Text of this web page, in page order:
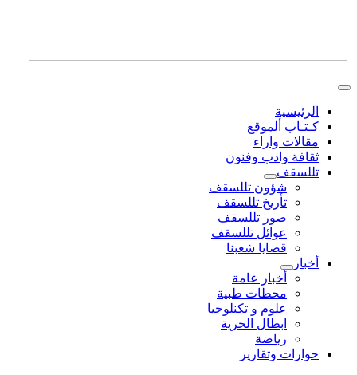
الرئيسية
كـتـاب ألموقع
مقالات واراء
ثقافة وادب وفنون
تللسقف
شؤون تللسقف
تأريخ تللسقف
صور تللسقف
عوائل تللسقف
قضايا شعبنا
أخبار
أخبار عامة
محطات طبية
علوم و تکنلوجیا
ابطال الحرية
رياضة
حوارات وتقارير